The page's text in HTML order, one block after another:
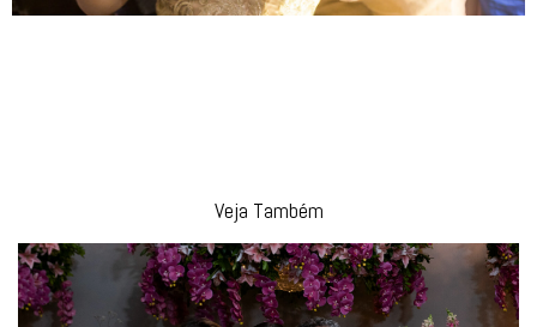
Veja Também